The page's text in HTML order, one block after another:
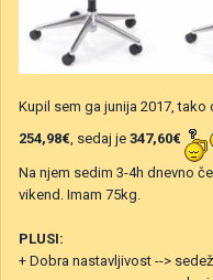
Kupil sem ga junija 2017, tako
254,98€, sedaj je 347,60€
Na njem sedim 3-4h dnevno
vikend. Imam 75kg.
PLUSI:
+ Dobra nastavljivost -->